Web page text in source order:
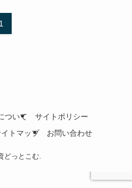
1
ついて
サイトポリシー
トマップ お問い合わせ
どっとこむ.